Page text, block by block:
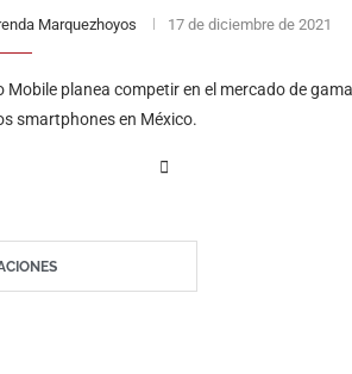
Marquezhoyos 17 de diciembre de 2021
Mobile planea competir en el mercado de
smartphones en México.